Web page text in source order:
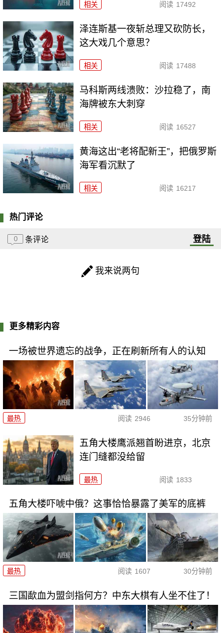
相关 阅读 17492
泽连斯基一夜斩总理又砍防长，
这大戏几个意思？
相关 阅读 17488
马科斯两线溃败：沙拉稳了，南
海牌被东大刺穿
相关 阅读 16527
黄海这出“老将配新王”，把俄罗斯
海军看沉默了
相关 阅读 16217
热门评论
0 条评论 登陆
我来说两句
更多精彩内容
一场被世界遗忘的战争，正在刷新所有人的认知
最热 阅读 2946 35分钟前
五角大楼鹰派翘首盼进京，北京
连门缝都没给留
最热 阅读 1833
五角大楼吓唬中俄？这事恰恰暴露了美军的底裤
最热 阅读 1607 30分钟前
三国歃血为盟剑指何方？中东大棋有人坐不住了！